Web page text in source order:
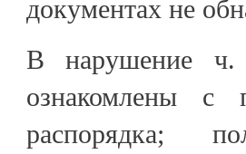
документах не
В нарушение
ознакомлены с
распорядка;